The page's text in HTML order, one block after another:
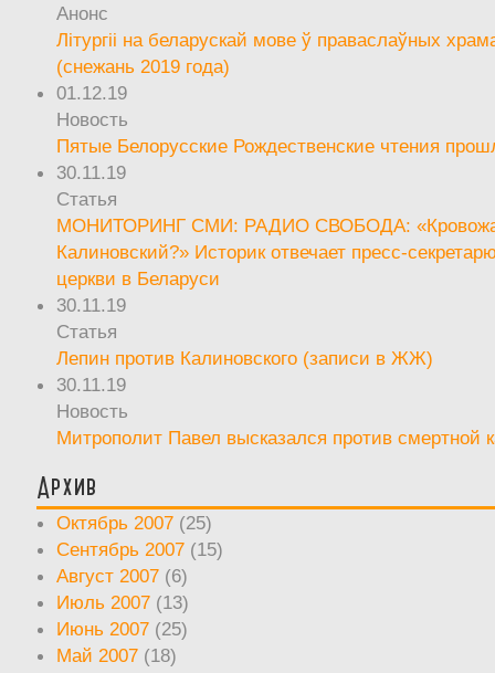
Анонс
Літургіі на беларускай мове ў праваслаўных
(снежань 2019 года)
01.12.19
Новость
Пятые Белорусские Рождественские чтения
30.11.19
Статья
МОНИТОРИНГ СМИ: РАДИО СВОБОДА:
Калиновский?» Историк отвечает пресс-
церкви в Беларуси
30.11.19
Статья
Лепин против Калиновского (записи в ЖЖ)
30.11.19
Новость
Митрополит Павел высказался против смертной
Архив
Октябрь 2007 (25)
Сентябрь 2007 (15)
Август 2007 (6)
Июль 2007 (13)
Июнь 2007 (25)
Май 2007 (18)